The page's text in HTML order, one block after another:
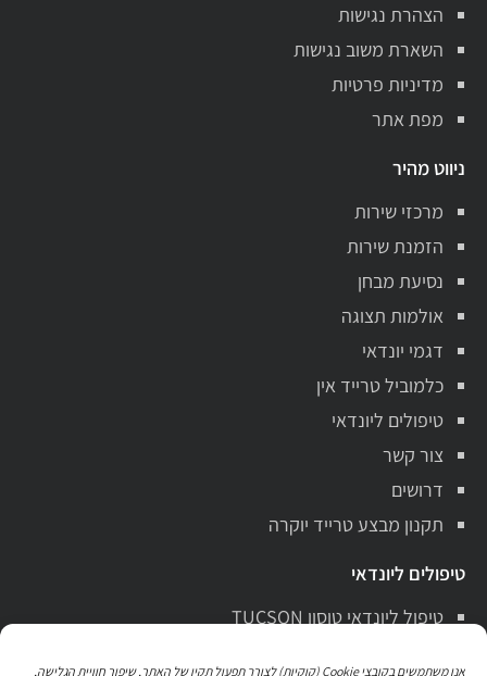
אנו משתמשים בקובצי Cookie (קוקיות) לצורך תפעול תקין של האתר, שיפור חוויית הגלישה,
הצהרת נגישות
השארת משוב נגישות
מדיניות פרטיות
מפת אתר
ניווט מהיר
מרכזי שירות
הזמנת שירות
נסיעת מבחן
אולמות תצוגה
דגמי יונדאי
כלמוביל טרייד אין
טיפולים ליונדאי
צור קשר
דרושים
תקנון מבצע טרייד יוקרה
טיפולים ליונדאי
טיפול ליונדאי טוסון TUCSON